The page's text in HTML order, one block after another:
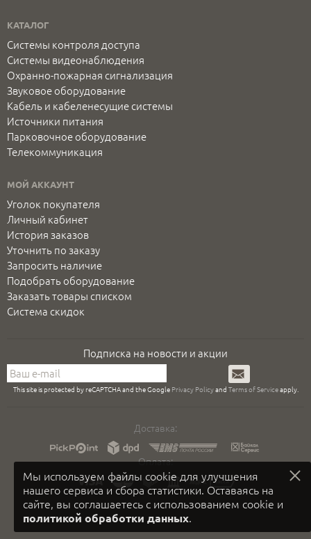
Мы используем файлы cookie для улучшения
нашего сервиса и сбора статистики. Оставаясь на
сайте, вы соглашаетесь с использованием cookie и
политикой обработки данных.
КАТАЛОГ
Системы контроля доступа
Системы видеонаблюдения
Охранно-пожарная сигнализация
Звуковое оборудование
Кабель и кабеленесущие системы
Источники питания
Парковочное оборудование
Телекоммуникация
МОЙ АККАУНТ
Уголок покупателя
Личный кабинет
История заказов
Уточнить по заказу
Запросить наличие
Подобрать оборудование
Заказать товары списком
Система скидок
Подписка на новости и акции
Подписаться
This site is protected by reCAPTCHA and the Google Privacy Policyand Terms of Serviceapply.
Доставка:
Оплата: